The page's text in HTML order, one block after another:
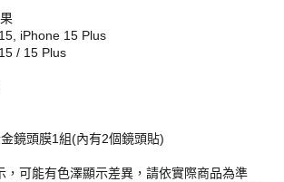
iPhone 15 Plus
/ 15 Plus
鏡頭膜1組(內有2個鏡頭貼)
，可能有色澤顯示差異，請依實際商品為準